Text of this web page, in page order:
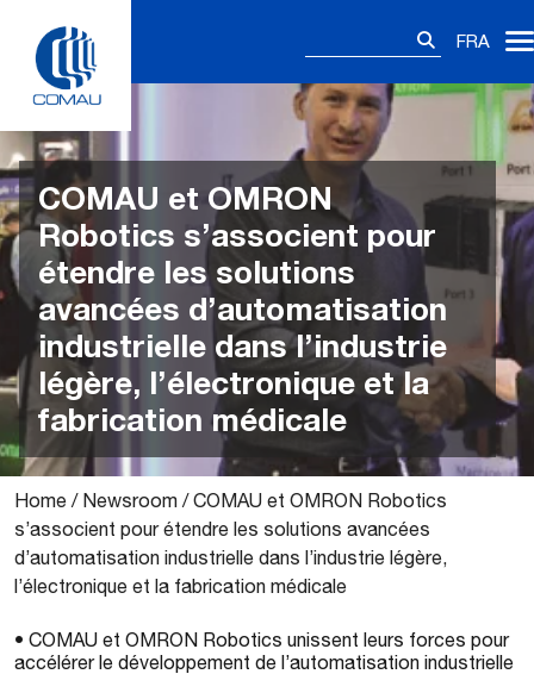
content
FRA
COMAU et OMRON
Robotics s’associent pour
étendre les solutions
avancées d’automatisation
industrielle dans l’industrie
légère, l’électronique et la
fabrication médicale
Home / Newsroom /COMAU et OMRON Robotics
s’associent pour étendre les solutions avancées
d’automatisation industrielle dans l’industrie légère,
l’électronique et la fabrication médicale
• COMAU et OMRON Robotics unissent leurs forces pour
accélérer le développement de l’automatisation industrielle